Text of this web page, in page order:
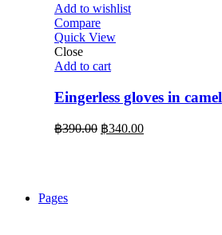
Add to wishlist
Compare
Quick View
Close
Add to cart
Eingerless gloves in camel
฿390.00 Original
฿340.00Current
Pages